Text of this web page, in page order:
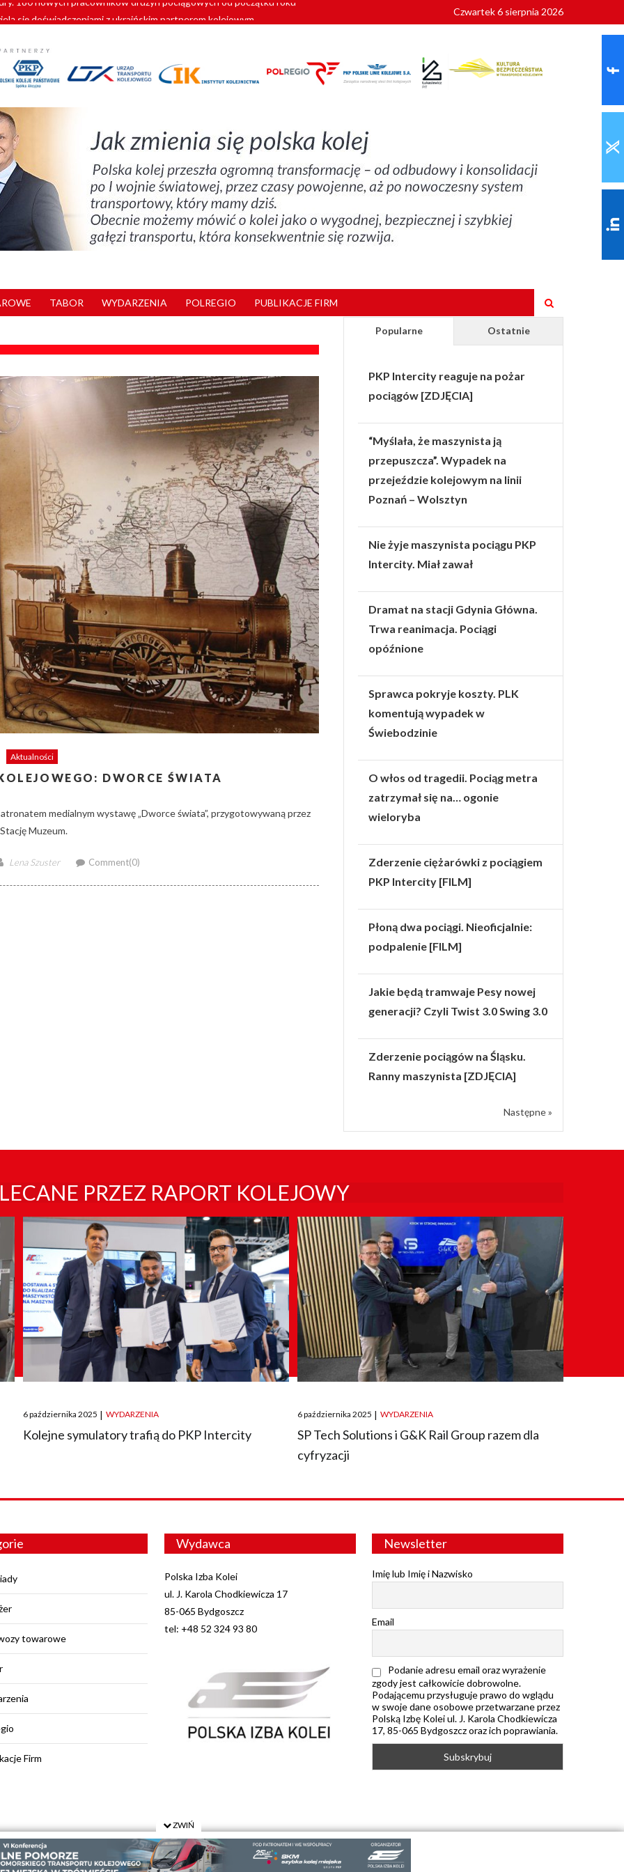
się doświadczeniami z ukraińskim partnerem kolejowym
Vectrony na 230 km/h
pociągi od PESA. Sześć nowoczesnych ELF-ów wyjedzie na tory w 2029 roku
180 nowych pracowników drużyn pociągowych od początku roku
Czwartek 6 sierpnia 2026
TABOR WYDARZENIA POLREGIO PUBLIKACJE FIRM
Aktualności
DWORCE ŚWIATA
medialnym wystawę „Dworce świata”, przygotowywaną przez
Stację Muzeum.
Author
Lena Szuster Comment(0)
Popularne Ostatnie
PKP Intercity reaguje na pożar
pociągów [ZDJĘCIA]
“Myślała, że maszynista ją
przepuszcza”. Wypadek na
przejeździe kolejowym na linii
Poznań – Wolsztyn
Nie żyje maszynista pociągu PKP
Intercity. Miał zawał
Dramat na stacji Gdynia Główna.
Trwa reanimacja. Pociągi
opóźnione
Sprawca pokryje koszty. PLK
komentują wypadek w
Świebodzinie
O włos od tragedii. Pociąg metra
zatrzymał się na… ogonie
wieloryba
Zderzenie ciężarówki z pociągiem
PKP Intercity [FILM]
Płoną dwa pociągi. Nieoficjalnie:
podpalenie [FILM]
Jakie będą tramwaje Pesy nowej
generacji? Czyli Twist 3.0 Swing 3.0
Zderzenie pociągów na Śląsku.
Ranny maszynista [ZDJĘCIA]
Następne »
PRZEZ RAPORT KOLEJOWY
Posted
on
6 października 2025 | WYDARZENIA
Kolejne symulatory trafią do PKP Intercity
Posted
on
6 października 2025 | WYDARZENIA
SP Tech Solutions i G&K Rail Group razem dla
cyfryzacji
towarowe
Firm
Wydawca
Polska Izba Kolei
ul. J. Karola Chodkiewicza 17
85-065 Bydgoszcz
tel: +48 52 324 93 80
Newsletter
Imię lub Imię i Nazwisko
Email
Podanie adresu email oraz wyrażenie
zgody jest całkowicie dobrowolne.
Podającemu przysługuje prawo do wglądu
w swoje dane osobowe przetwarzane przez
Polską Izbę Kolei ul. J. Karola Chodkiewicza
17, 85-065 Bydgoszcz oraz ich poprawiania.